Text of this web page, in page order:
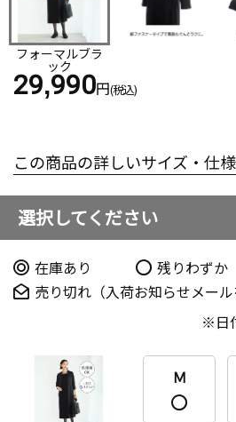
フォーマルブラ
ック
29,990円(税込)
この商品の詳しいサイズ・仕
選択してください
在庫あり 残りわずか
売り切れ（入荷お知らせメール
日
Ｍ